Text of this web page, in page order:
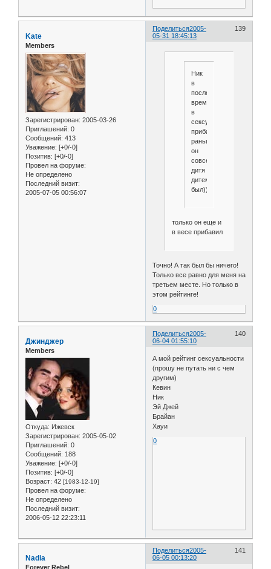
Поделиться 139
2005-
05-31 18:45:13
Kate
Members
Зарегистрирован: 2005-03-26
Приглашений: 0
Сообщений: 413
Уважение: [+0/-0]
Позитив: [+0/-0]
Провел на форуме:
Не определено
Последний визит:
2005-07-05 00:56:07
Ник
в
последнее
время
в
сексуальности
прибавил...
раньше
он
совсем
дитя
дитем
был))
только он еще и
в весе прибавил
Точно! А так был бы ничего!
Только все равно для меня на
третьем месте. Но только в
этом рейтинге!
0
Поделиться 140
2005-
06-04 01:55:10
Джинджер
Members
Откуда: Ижевск
Зарегистрирован: 2005-05-02
Приглашений: 0
Сообщений: 188
Уважение: [+0/-0]
Позитив: [+0/-0]
Возраст: 42 [1983-12-19]
Провел на форуме:
Не определено
Последний визит:
2006-05-12 22:23:11
А мой рейтинг сексуальности
(прошу не путать ни с чем
другим)
Кевин
Ник
Эй Джей
Брайан
Хауи
0
Поделиться 141
2005-
06-05 00:13:20
Nadia
Forever Rebel